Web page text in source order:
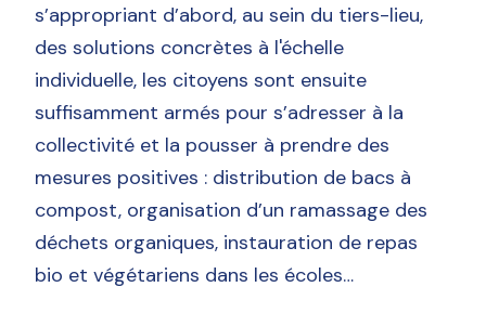
s’appropriant d’abord, au sein du tiers-lieu,
des solutions concrètes à l'échelle
individuelle, les citoyens sont ensuite
suffisamment armés pour s’adresser à la
collectivité et la pousser à prendre des
mesures positives : distribution de bacs à
compost, organisation d’un ramassage des
déchets organiques, instauration de repas
bio et végétariens dans les écoles…